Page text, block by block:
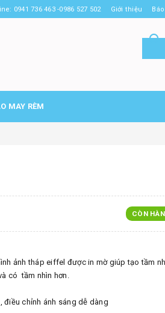
0941 736 463 -0986 527 502 Giới thiệu
MAY RÈM
CÒN
ảnh tháp eiffel được in mờ giúp tạo tầm
có tầm nhìn hơn.
chỉnh ánh sáng dễ dàng